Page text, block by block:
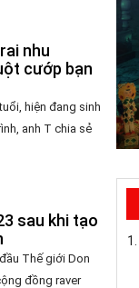
nhu
cướp bạn
hiện đang sinh
anh T chia sẻ
sau khi tạo
Thế giới Don
đồng raver